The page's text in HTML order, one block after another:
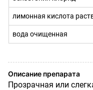
лимонная кислота
вода очищенная
Описание препарата
Прозрачная или